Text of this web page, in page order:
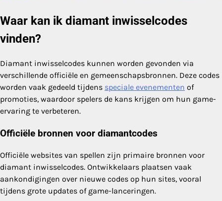
Waar kan ik diamant inwisselcodes
vinden?
Diamant inwisselcodes kunnen worden gevonden via
verschillende officiële en gemeenschapsbronnen. Deze codes
worden vaak gedeeld tijdens speciale evenementen of
promoties, waardoor spelers de kans krijgen om hun game-
ervaring te verbeteren.
Officiële bronnen voor diamantcodes
Officiële websites van spellen zijn primaire bronnen voor
diamant inwisselcodes. Ontwikkelaars plaatsen vaak
aankondigingen over nieuwe codes op hun sites, vooral
tijdens grote updates of game-lanceringen.